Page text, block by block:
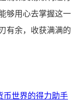
够用心去掌握这一
有余，收获满满的
世界的得力助手